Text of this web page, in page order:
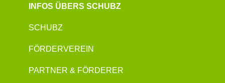
INFOS ÜBERS SCHUBZ
SCHUBZ
FÖRDERVEREIN
PARTNER & FÖRDERER